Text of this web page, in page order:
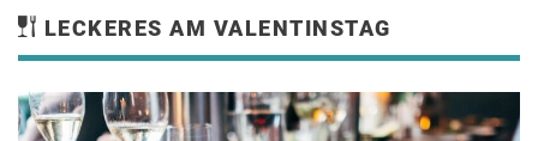
LECKERES AM VALENTINSTAG